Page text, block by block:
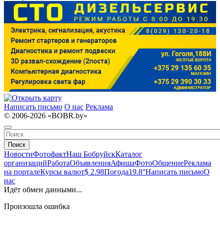
Написать письмо О нас Реклама
© 2006-2026 «BOBR.by»
Поиск
НовостиФотофактНаш БобруйскКаталог
организацийРаботаОбъявленияАфишаФотоОбщениеРеклама
на порталеКурсы валют$ 2.98Погода19.8°Написать письмоО
нас
Идёт обмен данными...
Произошла ошибка